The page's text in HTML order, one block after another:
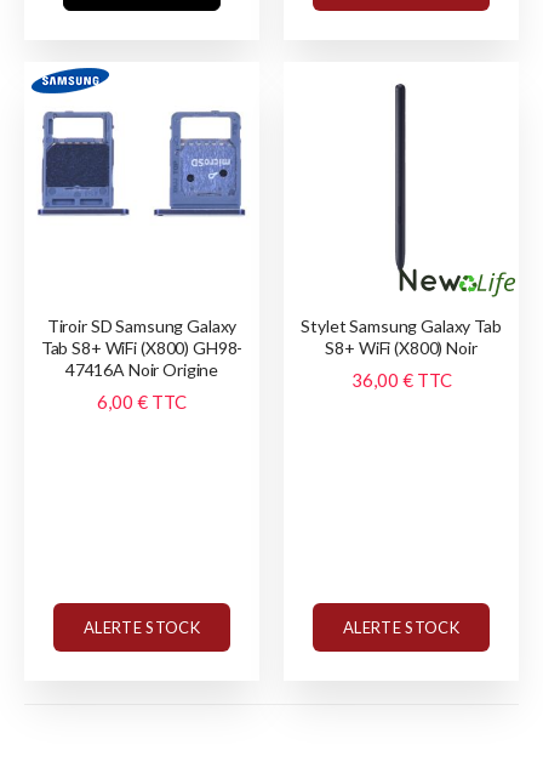
Tiroir SD Samsung Galaxy
Tab S8+ WiFi (X800) GH98-
47416A Noir Origine
6,00 € TTC
ALERTE STOCK
Stylet Samsung Galaxy Tab
S8+ WiFi (X800) Noir
36,00 € TTC
ALERTE STOCK